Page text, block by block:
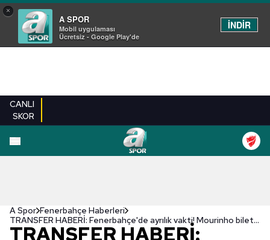
×
A SPOR
Mobil uygulaması
Ücretsiz - Google Play'de
İNDİR
CANLI
SKOR
A Spor Fenerbahçe Haberleri
TRANSFER HABERİ: Fenerbahçe'de ayrılık vakti! Mourinho biletlerini kesti
TRANSFER HABERİ: